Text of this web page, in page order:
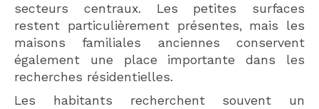
secteurs centraux. Les petites surfaces
restent particulièrement présentes, mais les
maisons familiales anciennes conservent
également une place importante dans les
recherches résidentielles.
Les habitants recherchent souvent un